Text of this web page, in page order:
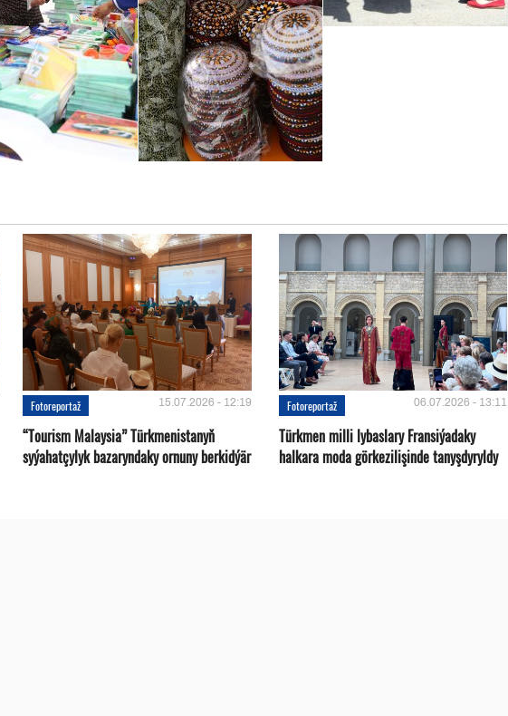
Fotoreportaž 15.07.2026 - 12:19
“Tourism Malaysia” Türkmenistanyň
syýahatçylyk bazaryndaky ornuny berkidýär
Fotoreportaž 06.07.2026 - 13:11
Türkmen milli lybaslary Fransiýadaky
halkara moda görkezilişinde tanyşdyryldy